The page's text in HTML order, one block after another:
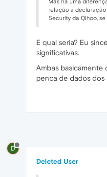
relação a
Security da Qihoo,
E qual seria? Eu
significativas.
Ambas basicamente
penca de dados dos
D
Deleted User